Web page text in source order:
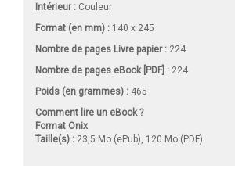
Intérieur : Couleur
Format (en mm) : 140 x 245
Nombre de pages Livre papier: 224
Nombre de pages eBook [PDF] : 224
Poids (en grammes) : 465
Comment lire un eBook ?
Format Onix
Taille(s) : 23,5 Mo (ePub), 120 Mo (PDF)